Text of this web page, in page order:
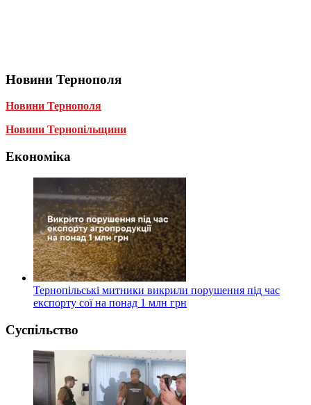
Новини Тернополя
Новини Тернополя
Новини Тернопільщини
Економіка
Тернопільські митники викрили порушення під час
експорту сої на понад 1 млн грн
Суспільство